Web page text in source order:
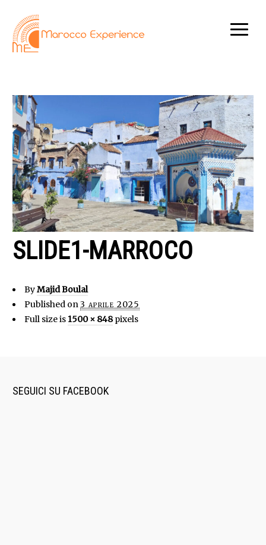
SLIDE1-MARROCO
ByMajid Boulal
Published on3 aprile 2025
Full size is1500 × 848pixels
SEGUICI SU FACEBOOK